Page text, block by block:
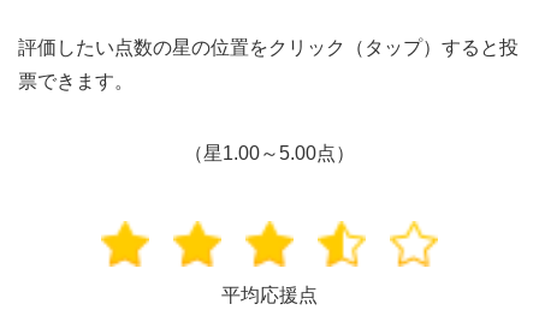
評価したい点数の星の位置をクリック（タップ）すると投
票できます。
（星1.00～5.00点）
平均応援点